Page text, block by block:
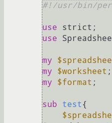
#!/usr/bin/
use
use
my
my
$worksheet
my
$format ;
sub test{